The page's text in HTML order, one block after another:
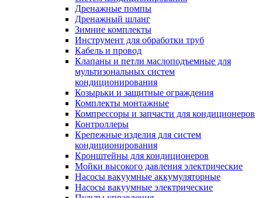
Дренажные помпы
Дренажный шланг
Зимние комплекты
Инструмент для обработки труб
Кабель и провод
Клапаны и петли маслоподъемные для
мультизональных систем
кондиционирования
Козырьки и защитные ограждения
Комплекты монтажные
Компрессоры и запчасти для кондиционеров
Контроллеры
Крепежные изделия для систем
кондиционирования
Кронштейны для кондиционеров
Мойки высокого давления электрические
Насосы вакуумные аккумуляторные
Насосы вакуумные электрические